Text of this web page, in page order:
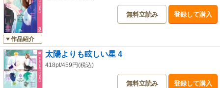
作品紹介
無料立読み 登録して購入
太陽よりも眩しい星 4
418pt/459円(税込)
無料立読み 登録して購入